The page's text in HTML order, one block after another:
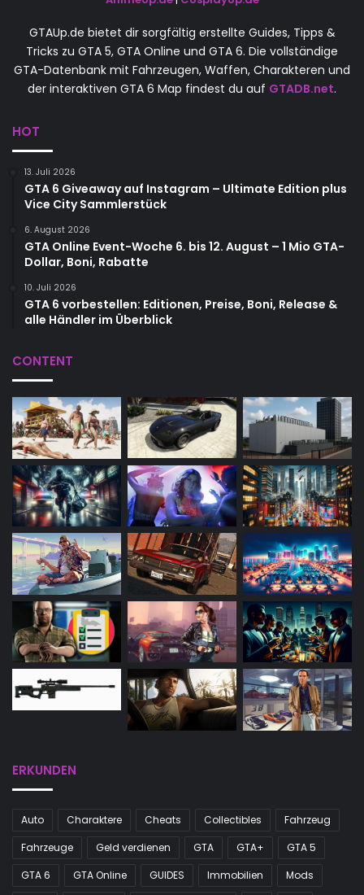
GTAUp.de bietet dir sorgfältig erstellte Guides, Tipps &
Tricks zu GTA 5, GTA Online und GTA 6. Die vollständige
GTA-Datenbank mit Fahrzeugen, Waffen, Charakteren und
der interaktiven GTA 6 Map findest du auf GTADB.net.
HOT
13. Juli 2026
GTA 6 Giveaway auf Instagram – Ultimate Edition plus
Vice City Sammlerstück
6. August 2026
GTA Online Event-Woche 6. bis 12. August – 1 Mio GTA-
Dollar, Boni, Rabatte
10. Juli 2026
GTA 6 vorbestellen: Editionen, Preise, Boni, Release &
alle Händler im Überblick
CONTENT
ERKUNDEN
Auto Charaktere Cheats Collectibles
Fahrzeug
Fahrzeuge
Geld verdienen GTA GTA+
GTA 5
GTA 6
GTA Online GUIDES Immobilien Mods